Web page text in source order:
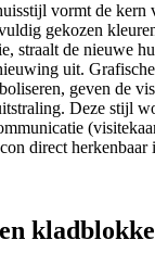
vormt de kern
gekozen
straalt de nieuwe
uit.
geven de
Deze stijl
direct herkenbaar